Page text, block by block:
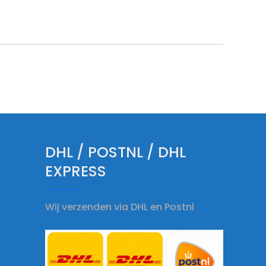
DHL / POSTNL / DHL
EXPRESS
Wij verzenden via DHL en Postnl